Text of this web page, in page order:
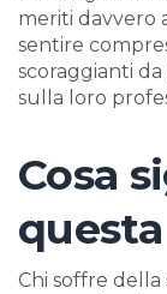
meriti davvero
sentire
scoraggianti
sulla loro
Cosa
Chi soffre